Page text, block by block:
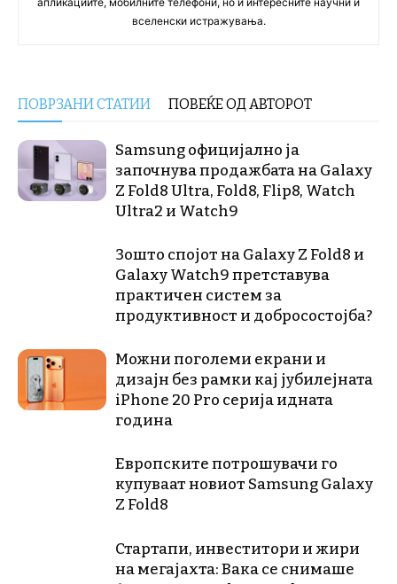
вселенски истражувања.
ПОВРЗАНИ СТАТИИ ПОВЕЌЕ ОД АВТОРОТ
Samsung официјално ја
започнува продажбата на Galaxy
Z Fold8 Ultra, Fold8, Flip8, Watch
Ultra2 и Watch9
Зошто спојот на Galaxy Z Fold8 и
Galaxy Watch9 претставува
практичен систем за
продуктивност и добросостојба?
Можни поголеми екрани и
дизајн без рамки кај јубилејната
iPhone 20 Pro серија идната
година
Европските потрошувачи го
купуваат новиот Samsung Galaxy
Z Fold8
Стартапи, инвеститори и жири
на мегајахта: Вака се снимаше